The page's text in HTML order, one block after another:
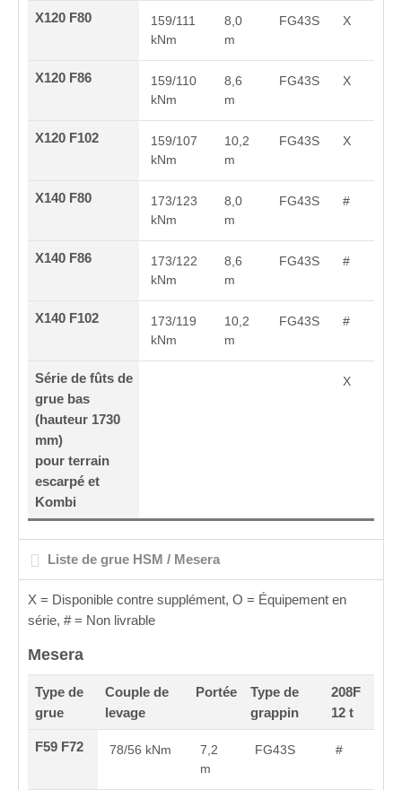
X120 F80
159/111
kNm
8,0
m
FG43S X
X120 F86
159/110
kNm
8,6
m
FG43S X
X120 F102
159/107
kNm
10,2
m
FG43S X
X140 F80
173/123
kNm
8,0
m
FG43S #
X140 F86
173/122
kNm
8,6
m
FG43S #
X140 F102
173/119
kNm
10,2
m
FG43S #
Série de fûts de
grue bas
(hauteur 1730
mm)
pour terrain
escarpé et
Kombi
X
Liste de grue HSM / Mesera
X = Disponible contre supplément, O = Équipement en
série, # = Non livrable
Mesera
Type de
grue
Couple de
levage
Portée
Type de
grappin
208F
12 t
F59 F72 78/56 kNm
7,2
m
FG43S #